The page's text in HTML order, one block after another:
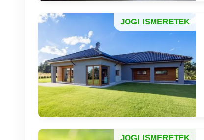
JOGI ISMERETEK
JOGI ISMERETEK